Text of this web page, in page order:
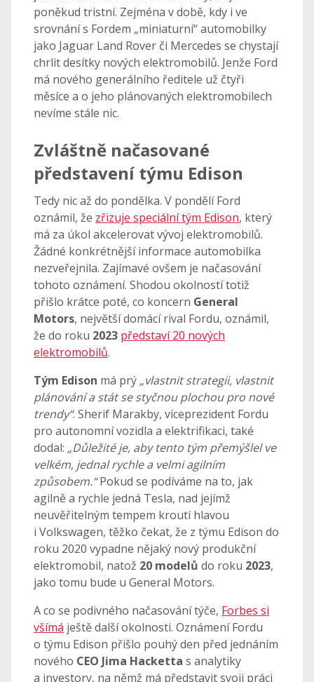
poněkud tristní. Zejména v době, kdy i ve
srovnání s Fordem „miniaturní“ automobilky
jako Jaguar Land Rover či Mercedes se chystají
chrlit desítky nových elektromobilů. Jenže Ford
má nového generálního ředitele už čtyři
měsíce a o jeho plánovaných elektromobilech
nevíme stále nic.
Zvláštně načasované
představení týmu Edison
Tedy nic až do pondělka. V pondělí Ford
oznámil, že zřizuje speciální tým Edison, který
má za úkol akcelerovat vývoj elektromobilů.
Žádné konkrétnější informace automobilka
nezveřejnila. Zajímavé ovšem je načasování
tohoto oznámení. Shodou okolností totiž
přišlo krátce poté, co koncern General
Motors, největší domácí rival Fordu, oznámil,
že do roku 2023 představí 20 nových
elektromobilů.
Tým Edison má prý „vlastnit strategii, vlastnit
plánování a stát se styčnou plochou pro nové
trendy“. Sherif Marakby, viceprezident Fordu
pro autonomní vozidla a elektrifikaci, také
dodal: „Důležité je, aby tento tým přemýšlel ve
velkém, jednal rychle a velmi agilním
způsobem.“Pokud se podíváme na to, jak
agilně a rychle jedná Tesla, nad jejímž
neuvěřitelným tempem kroutí hlavou
i Volkswagen, těžko čekat, že z týmu Edison do
roku 2020 vypadne nějaký nový produkční
elektromobil, natož 20 modelů do roku 2023,
jako tomu bude u General Motors.
A co se podivného načasování týče, Forbes si
všímá ještě další okolnosti. Oznámení Fordu
o týmu Edison přišlo pouhý den před jednáním
nového CEO Jima Hacketta s analytiky
a investory, na němž má představit svoji práci